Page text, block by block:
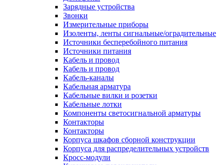
Зарядные устройства
Звонки
Измерительные приборы
Изоленты, ленты сигнальные/оградительные
Источники бесперебойного питания
Источники питания
Кабель и провод
Кабель и провод
Кабель-каналы
Кабельная арматура
Кабельные вилки и розетки
Кабельные лотки
Компоненты светосигнальной арматуры
Контакторы
Контакторы
Корпуса шкафов сборной конструкции
Корпуса для распределительных устройств
Кросс-модули